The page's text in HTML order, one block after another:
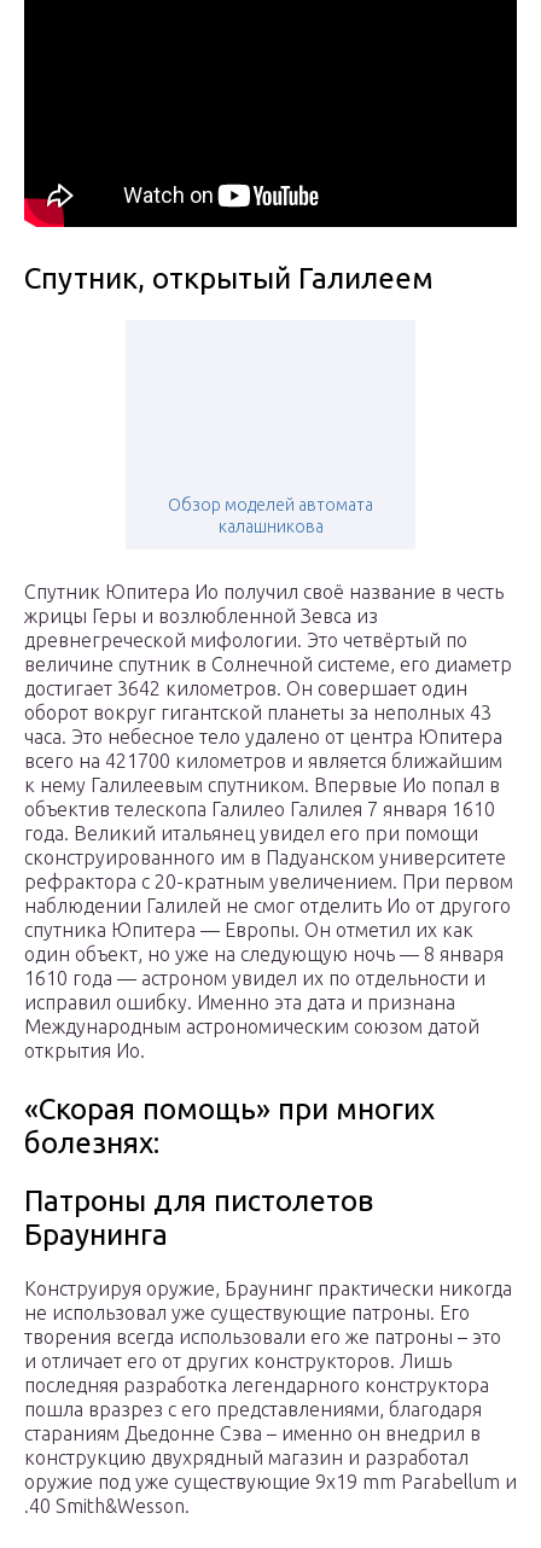
Спутник, открытый Галилеем
Обзор моделей автомата
калашникова
Спутник Юпитера Ио получил своё название в честь
жрицы Геры и возлюбленной Зевса из
древнегреческой мифологии. Это четвёртый по
величине спутник в Солнечной системе, его диаметр
достигает 3642 километров. Он совершает один
оборот вокруг гигантской планеты за неполных 43
часа. Это небесное тело удалено от центра Юпитера
всего на 421700 километров и является ближайшим
к нему Галилеевым спутником. Впервые Ио попал в
объектив телескопа Галилео Галилея 7 января 1610
года. Великий итальянец увидел его при помощи
сконструированного им в Падуанском университете
рефрактора с 20-кратным увеличением. При первом
наблюдении Галилей не смог отделить Ио от другого
спутника Юпитера — Европы. Он отметил их как
один объект, но уже на следующую ночь — 8 января
1610 года — астроном увидел их по отдельности и
исправил ошибку. Именно эта дата и признана
Международным астрономическим союзом датой
открытия Ио.
«Скорая помощь» при многих
болезнях:
Патроны для пистолетов
Браунинга
Конструируя оружие, Браунинг практически никогда
не использовал уже существующие патроны. Его
творения всегда использовали его же патроны – это
и отличает его от других конструкторов. Лишь
последняя разработка легендарного конструктора
пошла вразрез с его представлениями, благодаря
стараниям Дьедонне Сэва – именно он внедрил в
конструкцию двухрядный магазин и разработал
оружие под уже существующие 9х19 mm Parabellum и
.40 Smith&Wesson.